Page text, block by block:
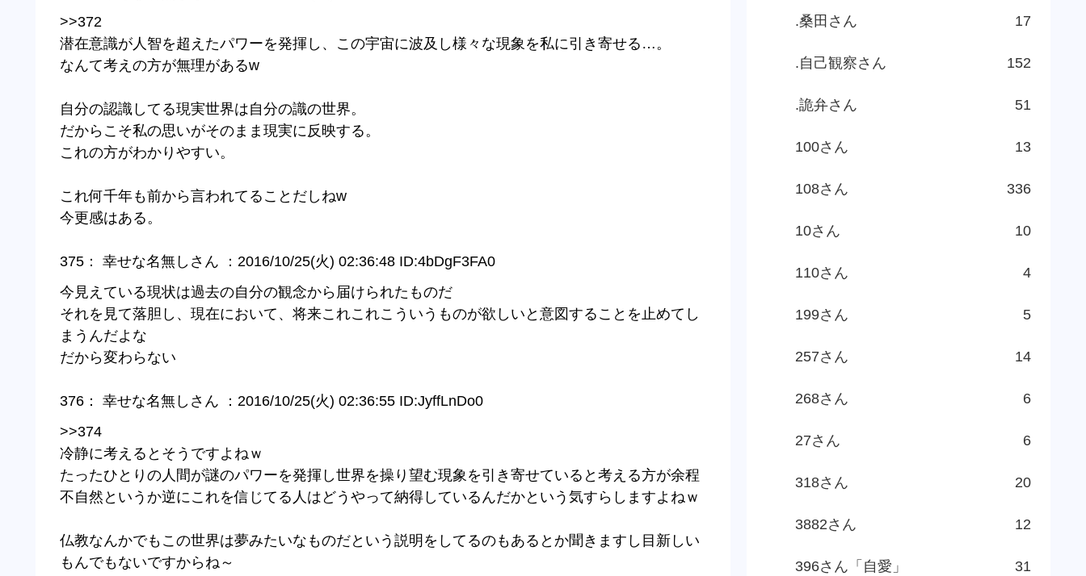
>>372
潜在意識が人智を超えたパワーを発揮し、この宇宙に波及し様々な現象を私に引き寄せる…。
なんて考えの方が無理があるw
自分の認識してる現実世界は自分の識の世界。
だからこそ私の思いがそのまま現実に反映する。
これの方がわかりやすい。
これ何千年も前から言われてることだしねw
今更感はある。
375： 幸せな名無しさん ：2016/10/25(火) 02:36:48 ID:4bDgF3FA0
今見えている現状は過去の自分の観念から届けられたものだ
それを見て落胆し、現在において、将来これこれこういうものが欲しいと意図することを止めてし
まうんだよな
だから変わらない
376： 幸せな名無しさん ：2016/10/25(火) 02:36:55 ID:JyffLnDo0
>>374
冷静に考えるとそうですよねｗ
たったひとりの人間が謎のパワーを発揮し世界を操り望む現象を引き寄せていると考える方が余程
不自然というか逆にこれを信じてる人はどうやって納得しているんだかという気すらしますよねｗ
仏教なんかでもこの世界は夢みたいなものだという説明をしてるのもあるとか聞きますし目新しい
もんでもないですからね～
.桑田さん 17
.自己観察さん 152
.詭弁さん 51
100さん 13
108さん 336
10さん 10
110さん 4
199さん 5
257さん 14
268さん 6
27さん 6
318さん 20
3882さん 12
396さん「自愛」 31